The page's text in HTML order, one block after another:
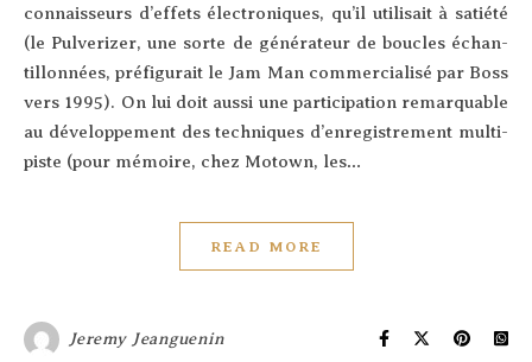
connais­seurs d’ef­fets élec­tro­niques, qu’il uti­li­sait à satié­té
(le Pul­ve­ri­zer, une sorte de géné­ra­teur de boucles échan­
tillon­nées, pré­fi­gu­rait le Jam Man com­mer­cia­li­sé par Boss
vers 1995). On lui doit aus­si une par­ti­ci­pa­tion remar­quable
au déve­lop­pe­ment des tech­niques d’en­re­gis­tre­ment mul­ti­
piste (pour mémoire, chez Motown, les…
READ MORE
Jeremy Jeanguenin